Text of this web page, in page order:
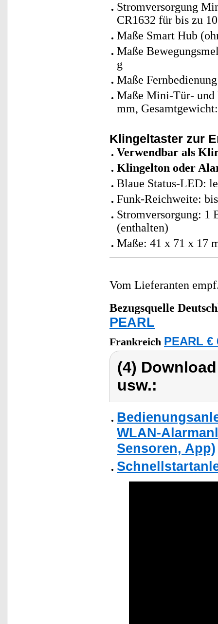
Stromversorgung
CR1632 für bis zu
Maße Smart Hub
Maße
g
Maße
Maße Mini-Tür- und
mm,
Klingeltaster zur
Verwendbar als
Klingelton oder
Blaue Status-LED:
Funk-Reichweite:
Stromversorgung: 1
(enthalten)
Maße: 41 x 71 x 17
Vom Lieferanten
Bezugsquelle
PEARL
Frankreich PEARL €
(4)
usw.:
WLAN-
Sensoren, App)